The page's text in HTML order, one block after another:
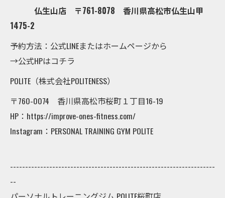
仏生山店 〒761-8078 香川県高松市仏生山甲
1475-2
予約方法：公式LINEまたはホームページから
→公式HPはコチラ
POLITE（株式会社POLITENESS）
〒760-0074 香川県高松市桜町１丁目16-19
HP：https://improve-ones-fitness.com/
Instagram：PERSONAL TRAINING GYM POLITE
--------------------------------------------------------------------
--